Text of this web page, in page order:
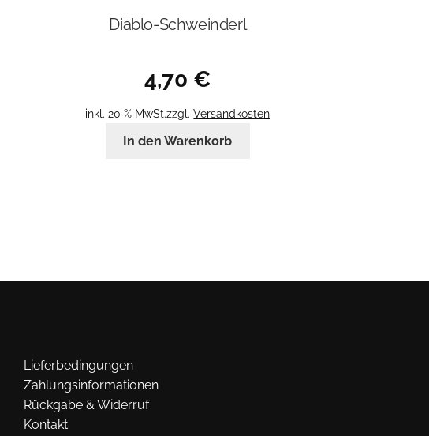
Diablo-Schweinderl
4,70 €
inkl. 20 % MwSt.zzgl.Versandkosten
In den Warenkorb
Lieferbedingungen
Zahlungsinformationen
Rückgabe & Widerruf
Kontakt